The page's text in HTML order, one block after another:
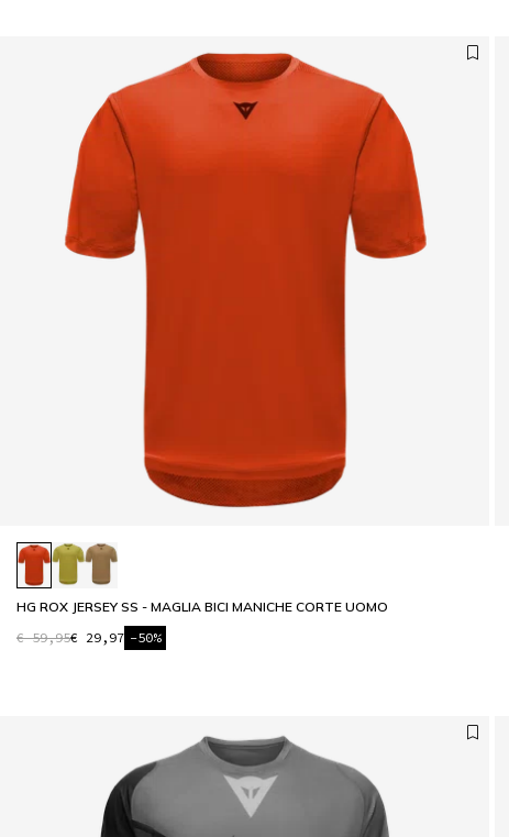
HG ROX JERSEY SS - MAGLIA BICI MANICHE CORTE UOMO
€ 59,95€ 29,97 -50%